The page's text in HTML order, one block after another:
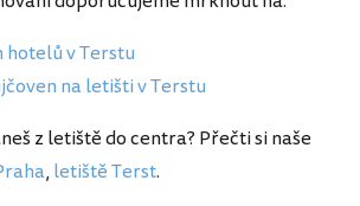
hotelů v Terstu
na letišti v Terstu
z letiště do centra? Přečti si naše
, letiště Terst.